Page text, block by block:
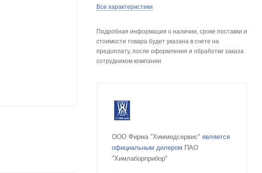
Все характеристики
Подробная информация о наличии, сроке поставки и
стоимости товара будет указана в счете на
предоплату, после оформления и обработки заказа
сотрудником компании
ООО Фирма "Химмедсервис" является
официальным дилером ПАО
"Химлаборприбор"